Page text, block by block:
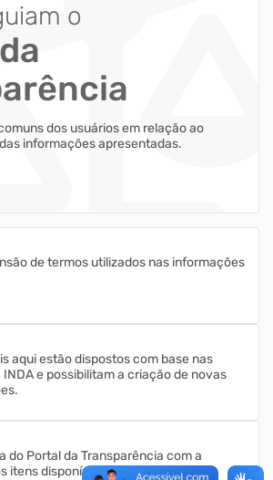
o
dos usuários em relação ao
informações apresentadas.
de termos utilizados nas informações
aqui estão dispostos com base nas
e possibilitam a criação de novas
do Portal da Transparência com a
itens disponíveis